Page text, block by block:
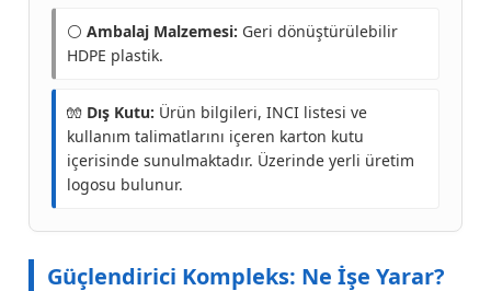
⚪ Ambalaj Malzemesi: Geri dönüştürülebilir
HDPE plastik.
🧤 Dış Kutu: Ürün bilgileri, INCI listesi ve
kullanım talimatlarını içeren karton kutu
içerisinde sunulmaktadır. Üzerinde yerli üretim
logosu bulunur.
Güçlendirici Kompleks: Ne İşe Yarar?